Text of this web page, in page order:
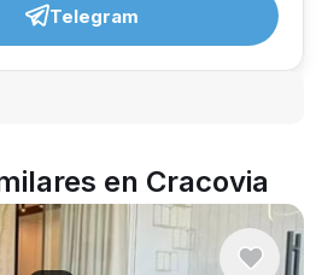
Telegram
en Cracovia